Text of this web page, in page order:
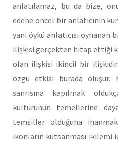
anlatılamaz, bu da bize,
edene öncel bir anlatıcının
yani öykü anlatıcısı
ilişkisi gerçekten hitap ettiği
olan ilişkisi ikincil bir ilişkidir.
özgü etkisi burada oluşur.
sanrısına kapılmak
kültürünün temellerine
temsiller olduğuna
ikonların kutsanması ikilemi